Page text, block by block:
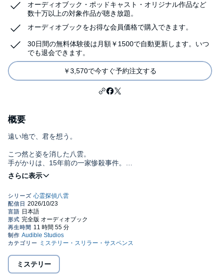
オーディオブック・ポッドキャスト・オリジナル作品など
数十万以上の対象作品が聴き放題。
オーディオブックをお得な会員価格で購入できます。
30日間の無料体験後は月額￥1500で自動更新します。いつ
でも退会できます。
￥3,570で今すぐ予約注文する
概要
遠い地で、君を想う。
こつ然と姿を消した八雲。
手がかりは、15年前の一家惨殺事件。
晴香は微かな希望を追いかける。
累計７６０万部ミステリー
☆☆☆
十五年前、一家惨殺事件の容疑者・武田が逃亡した。
今も行方不明である。
奇怪なことに現場は袋小路になっていた。
手がかりを得るべく、後藤は八雲にとある心霊動画を見せるが、
ミステリー